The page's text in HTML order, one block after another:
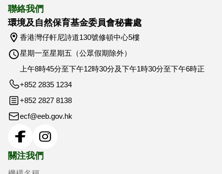
聯絡我們
環境及自然保育基金委員會秘書處
香港灣仔軒尼詩道130號修頓中心5樓
星期一至星期五（公眾假期除外）
上午8時45分至下午12時30分及下午1時30分至下午6時正
+852 2835 1234
+852 2827 8138
ecf@eeb.gov.hk
關注我們
機構名稱
你的電郵